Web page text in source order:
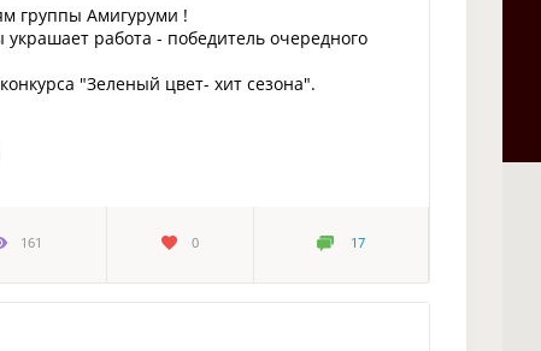
группы Амигуруми !
работа - победитель очередного
"Зеленый цвет- хит сезона".
161 0 17